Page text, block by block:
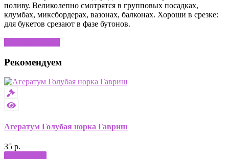
поливу. Великолепно смотрятся в групповых посадках,
клумбах, миксбордерах, вазонах, балконах. Хороши в срезке:
для букетов срезают в фазе бутонов.
Рекомендуем
Агератум Голубая норка Гавриш
35 р.